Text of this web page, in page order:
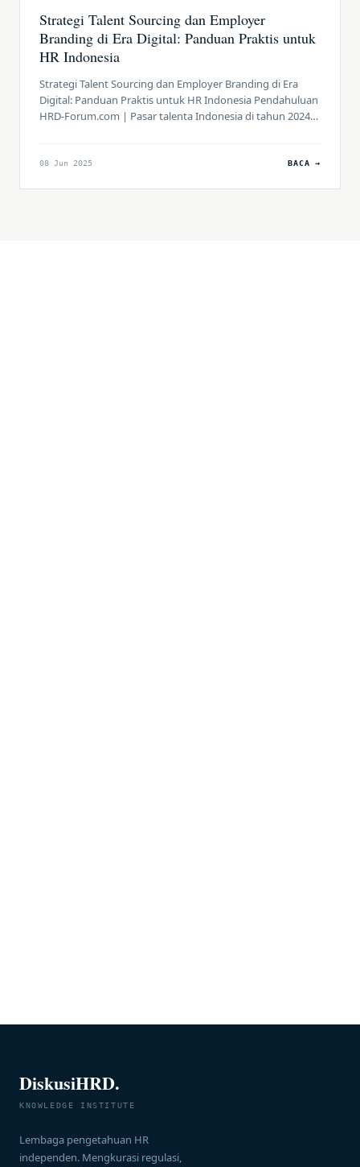
Strategi Talent Sourcing dan Employer
Branding di Era Digital: Panduan Praktis untuk
HR Indonesia
Strategi Talent Sourcing dan Employer Branding di Era
Digital: Panduan Praktis untuk HR Indonesia Pendahuluan
HRD-Forum.com | Pasar talenta Indonesia di tahun 2024
karyawan mendapatkan promosi jabatan, hampir 60%
08 Jun 2025 BACA →
DiskusiHRD.
KNOWLEDGE INSTITUTE
Lembaga pengetahuan HR
independen. Mengkurasi regulasi,